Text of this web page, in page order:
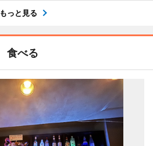
もっと見る
食べる